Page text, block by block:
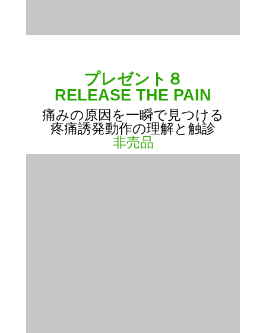
プレゼント８
RELEASE THE PAIN
痛みの原因を一瞬で見つける
疼痛誘発動作の理解と触診
非売品